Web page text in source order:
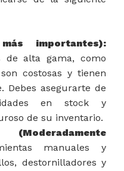
importantes):
de alta gama, como
costosas y tienen
Debes asegurarte de
en stock y
de su inventario.
manuales y
destornilladores y